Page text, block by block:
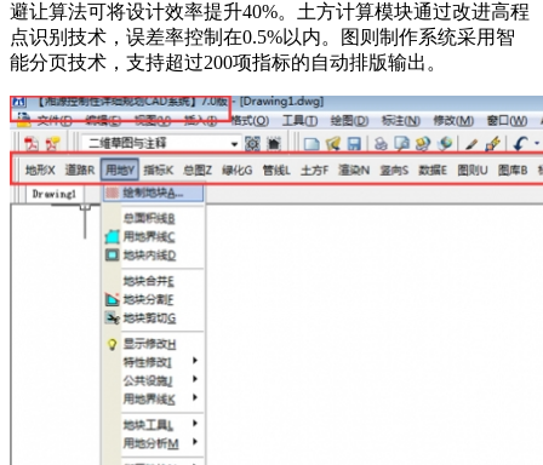
避让算法可将设计效率提升40%。土方计算模块通过改进高程
点识别技术，误差率控制在0.5%以内。图则制作系统采用智
能分页技术，支持超过200项指标的自动排版输出。